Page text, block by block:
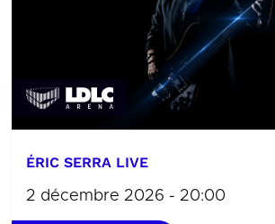
ÉRIC SERRA LIVE
2 décembre 2026 - 20:00